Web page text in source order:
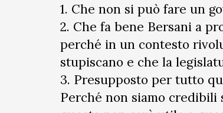
1. Che non si può fare un
2. Che fa bene Bersani a
perché in un contesto
stupiscano e che la
3. Presupposto per tutto
Perché non siamo credibili